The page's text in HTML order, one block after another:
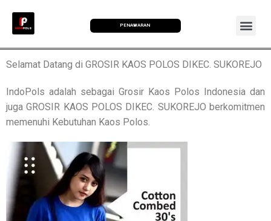
PENAWARAN
Selamat Datang di GROSIR KAOS POLOS DIKEC. SUKOREJO
IndoPols adalah sebagai Grosir Kaos Polos Indonesia dan
juga GROSIR KAOS POLOS DIKEC. SUKOREJO berkomitmen
memenuhi Kebutuhan Kaos Polos.